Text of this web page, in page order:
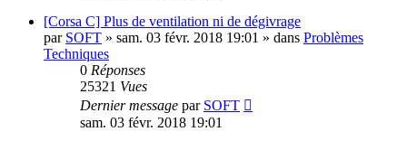
[Corsa C] Plus de ventilation ni de dégivrage
par SOFT » sam. 03 févr. 2018 19:01 » dans Problèmes
Techniques
0 Réponses
25321 Vues
Dernier message par SOFT
sam. 03 févr. 2018 19:01